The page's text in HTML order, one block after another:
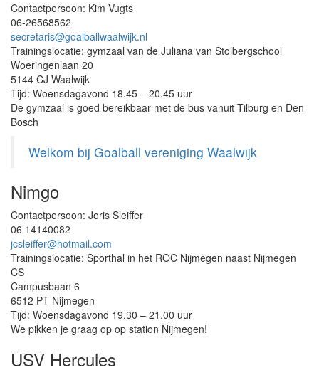
Contactpersoon: Kim Vugts
06-26568562
secretaris@goalballwaalwijk.nl
Trainingslocatie: gymzaal van de Juliana van Stolbergschool
Woeringenlaan 20
5144 CJ Waalwijk
Tijd: Woensdagavond 18.45 – 20.45 uur
De gymzaal is goed bereikbaar met de bus vanuit Tilburg en Den
Bosch
Welkom bij Goalball vereniging Waalwijk
Nimgo
Contactpersoon: Joris Sleiffer
06 14140082
jcsleiffer@hotmail.com
Trainingslocatie: Sporthal in het ROC Nijmegen naast Nijmegen
CS
Campusbaan 6
6512 PT Nijmegen
Tijd: Woensdagavond 19.30 – 21.00 uur
We pikken je graag op op station Nijmegen!
USV Hercules